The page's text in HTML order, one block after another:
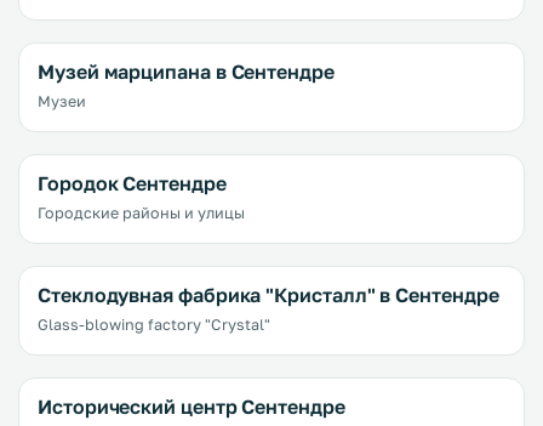
Музей марципана в Сентендре
Музеи
Городок Сентендре
Городские районы и улицы
Стеклодувная фабрика "Кристалл" в Сентендре
Glass-blowing factory "Crystal"
Исторический центр Сентендре